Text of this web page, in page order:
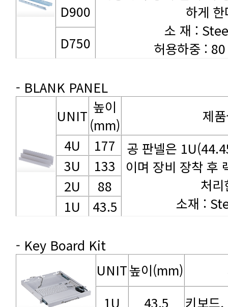
하게
소 재 :
허용하중 :
D900
D750
- BLANK PANEL
UNIT(mm)
제
4U
177
처
소재 :
3U
133
2U
88
1U
43.5
- Key Board Kit
UNIT높이(mm)
1U
43.5 키보드